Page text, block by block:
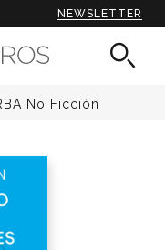
NEWSLETTER
No Ficción